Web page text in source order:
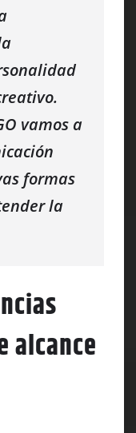
vamos a
formas
la
alcance